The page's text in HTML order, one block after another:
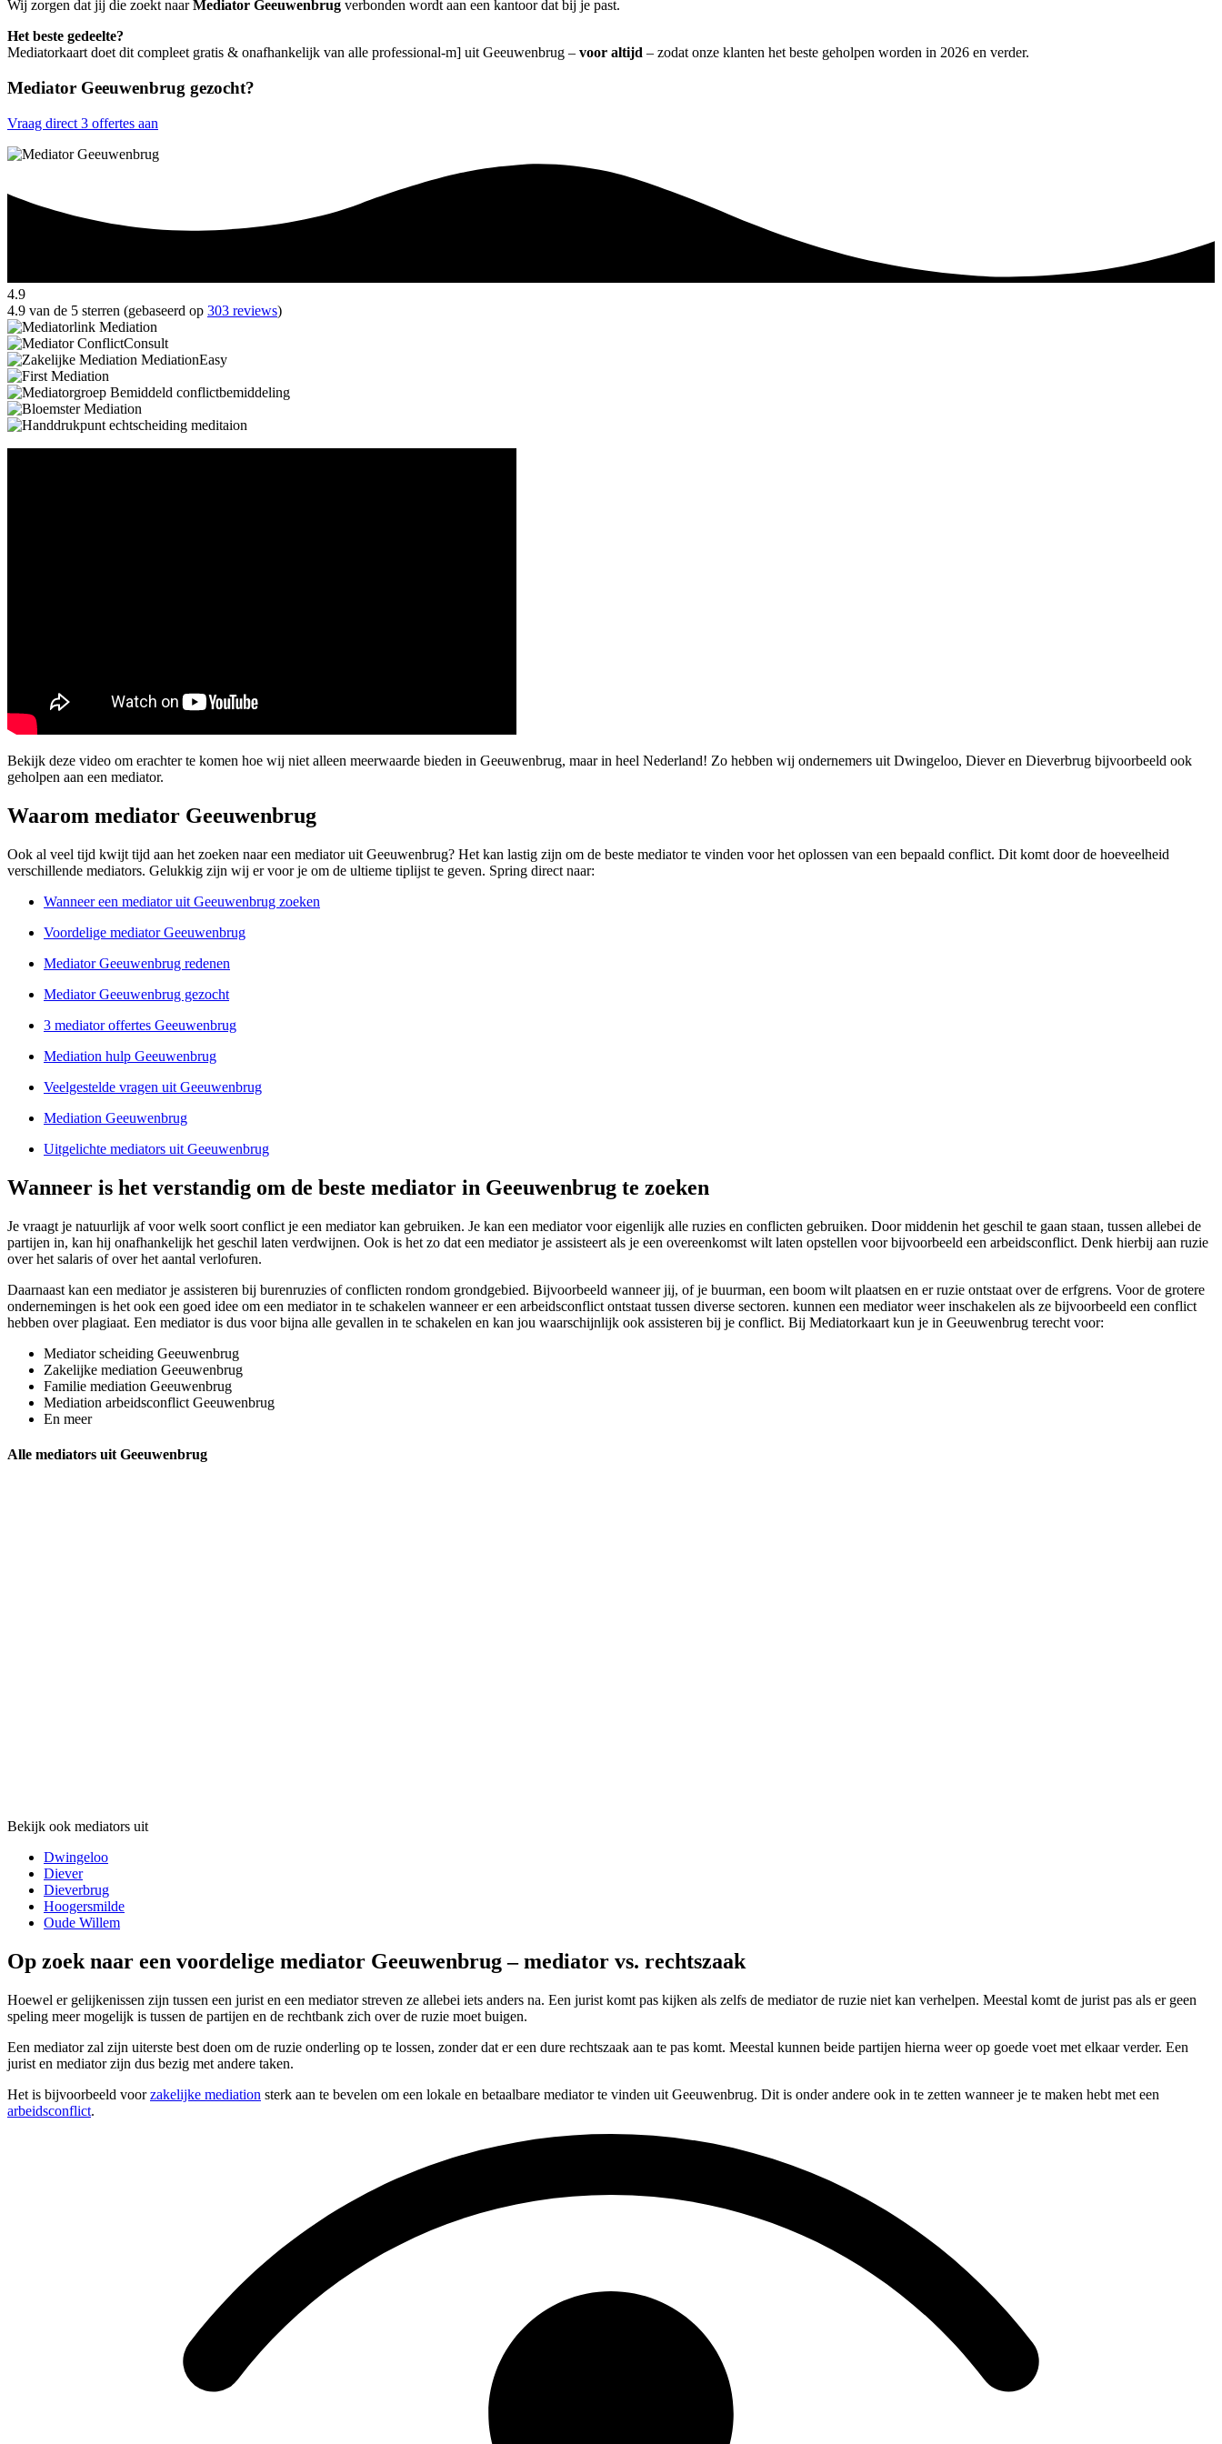
Wij zorgen dat jij die zoekt naarMediator Geeuwenbrug verbonden wordt aan een kantoor dat bij je past.
Het beste gedeelte?
Mediatorkaart doet dit compleet gratis & onafhankelijk van alle professional-m] uit Geeuwenbrug – voor altijd – zodat onze klanten het beste geholpen worden in 2026 en verder.
Mediator Geeuwenbrug gezocht?
Vraag direct 3 offertes aan
4.9
4.9 van de 5 sterren (gebaseerd op 303 reviews)
Bekijk deze video om erachter te komen hoe wij niet alleen meerwaarde bieden in Geeuwenbrug, maar in heel Nederland! Zo hebben wij ondernemers uit Dwingeloo, Diever en Dieverbrug bijvoorbeeld ook
geholpen aan een mediator.
Waarom mediator Geeuwenbrug
Ook al veel tijd kwijt tijd aan het zoeken naar een mediator uit Geeuwenbrug? Het kan lastig zijn om de beste mediator te vinden voor het oplossen van een bepaald conflict. Dit komt door de hoeveelheid
verschillende mediators. Gelukkig zijn wij er voor je om de ultieme tiplijst te geven. Spring direct naar:
Wanneer een mediator uit Geeuwenbrug zoeken
Voordelige mediator Geeuwenbrug
Mediator Geeuwenbrug redenen
Mediator Geeuwenbrug gezocht
3 mediator offertes Geeuwenbrug
Mediation hulp Geeuwenbrug
Veelgestelde vragen uit Geeuwenbrug
Mediation Geeuwenbrug
Uitgelichte mediators uit Geeuwenbrug
Wanneer is het verstandig om de beste mediator in Geeuwenbrug te zoeken
Je vraagt je natuurlijk af voor welk soort conflict je een mediator kan gebruiken. Je kan een mediator voor eigenlijk alle ruzies en conflicten gebruiken. Door middenin het geschil te gaan staan, tussen allebei de
partijen in, kan hij onafhankelijk het geschil laten verdwijnen. Ook is het zo dat een mediator je assisteert als je een overeenkomst wilt laten opstellen voor bijvoorbeeld een arbeidsconflict. Denk hierbij aan ruzie
over het salaris of over het aantal verlofuren.
Daarnaast kan een mediator je assisteren bij burenruzies of conflicten rondom grondgebied. Bijvoorbeeld wanneer jij, of je buurman, een boom wilt plaatsen en er ruzie ontstaat over de erfgrens. Voor de grotere
ondernemingen is het ook een goed idee om een mediator in te schakelen wanneer er een arbeidsconflict ontstaat tussen diverse sectoren. kunnen een mediator weer inschakelen als ze bijvoorbeeld een conflict
hebben over plagiaat. Een mediator is dus voor bijna alle gevallen in te schakelen en kan jou waarschijnlijk ook assisteren bij je conflict. Bij Mediatorkaart kun je in Geeuwenbrug terecht voor:
Mediator scheiding Geeuwenbrug
Zakelijke mediation Geeuwenbrug
Familie mediation Geeuwenbrug
Mediation arbeidsconflict Geeuwenbrug
En meer
Alle mediators uit Geeuwenbrug
Bekijk ook mediators uit
Dwingeloo
Diever
Dieverbrug
Hoogersmilde
Oude Willem
Op zoek naar een voordelige mediator Geeuwenbrug – mediator vs. rechtszaak
Hoewel er gelijkenissen zijn tussen een jurist en een mediator streven ze allebei iets anders na. Een jurist komt pas kijken als zelfs de mediator de ruzie niet kan verhelpen. Meestal komt de jurist pas als er geen
speling meer mogelijk is tussen de partijen en de rechtbank zich over de ruzie moet buigen.
Een mediator zal zijn uiterste best doen om de ruzie onderling op te lossen, zonder dat er een dure rechtszaak aan te pas komt. Meestal kunnen beide partijen hierna weer op goede voet met elkaar verder. Een
jurist en mediator zijn dus bezig met andere taken.
Het is bijvoorbeeld voorzakelijke mediation sterk aan te bevelen om een lokale en betaalbare mediator te vinden uit Geeuwenbrug. Dit is onder andere ook in te zetten wanneer je te maken hebt met een
arbeidsconflict.